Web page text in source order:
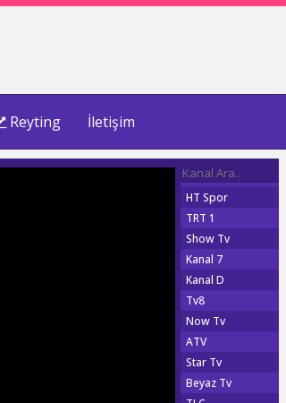
Reyting İletişim
HT Spor
TRT 1
Show Tv
Kanal 7
Kanal D
Tv8
Now Tv
ATV
Star Tv
Beyaz Tv